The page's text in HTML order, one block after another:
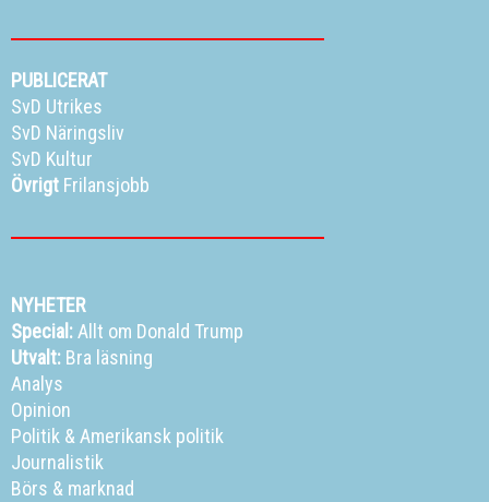
PUBLICERAT
SvD Utrikes
SvD Näringsliv
SvD Kultur
Övrigt Frilansjobb
NYHETER
Special:Allt om Donald Trump
Utvalt: Bra läsning
Analys
Opinion
Politik & Amerikansk politik
Journalistik
Börs & marknad